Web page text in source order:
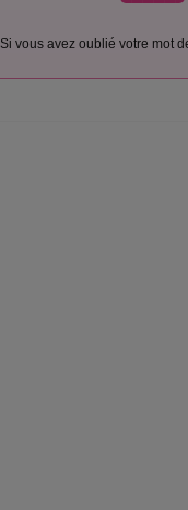
Si vous avez oublié votre mot